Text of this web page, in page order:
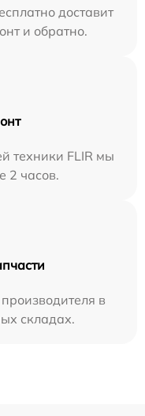
доставит
и обратно.
техники FLIR мы
2 часов.
в
складах.